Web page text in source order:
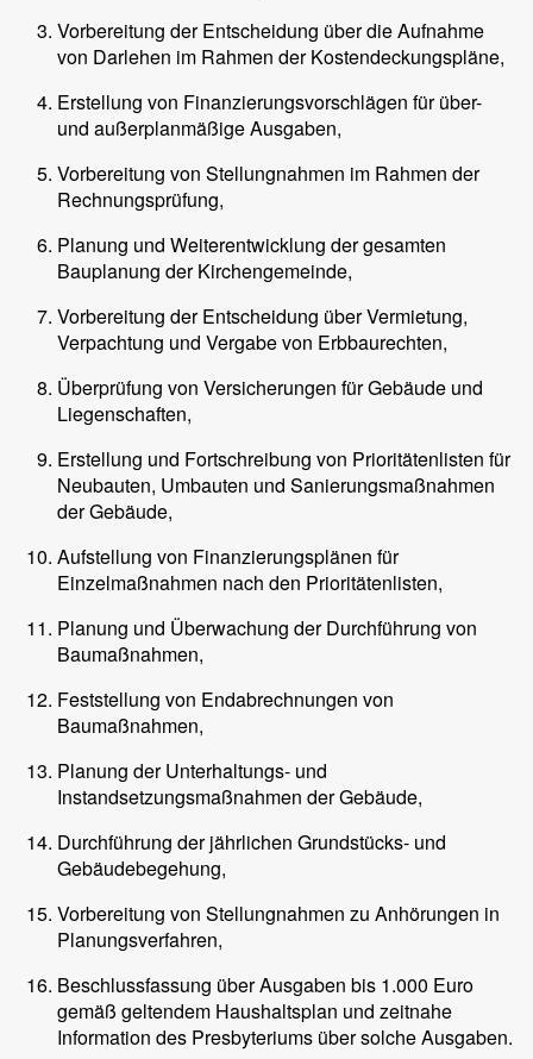
Vorbereitung der Entscheidung über die Aufnahme
von Darlehen im Rahmen der Kostendeckungspläne,
Erstellung von Finanzierungsvorschlägen für über-
und außerplanmäßige Ausgaben,
Vorbereitung von Stellungnahmen im Rahmen der
Rechnungsprüfung,
Planung und Weiterentwicklung der gesamten
Bauplanung der Kirchengemeinde,
Vorbereitung der Entscheidung über Vermietung,
Verpachtung und Vergabe von Erbbaurechten,
Überprüfung von Versicherungen für Gebäude und
Liegenschaften,
Erstellung und Fortschreibung von Prioritätenlisten für
Neubauten, Umbauten und Sanierungsmaßnahmen
der Gebäude,
Aufstellung von Finanzierungsplänen für
Einzelmaßnahmen nach den Prioritätenlisten,
Planung und Überwachung der Durchführung von
Baumaßnahmen,
Feststellung von Endabrechnungen von
Baumaßnahmen,
Planung der Unterhaltungs- und
Instandsetzungsmaßnahmen der Gebäude,
Durchführung der jährlichen Grundstücks- und
Gebäudebegehung,
Vorbereitung von Stellungnahmen zu Anhörungen in
Planungsverfahren,
Beschlussfassung über Ausgaben bis 1.000 Euro
gemäß geltendem Haushaltsplan und zeitnahe
Information des Presbyteriums über solche Ausgaben.